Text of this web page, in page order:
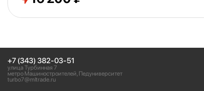
+7 (343) 382-03-51
улица Турбинная 7
метро Машиностроителей, Педуниверситет
turbo7@mltrade.ru